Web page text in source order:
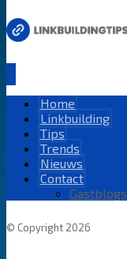
Home
Linkbuilding
Tips
Trends
Nieuws
Contact
Gastblogs
© Copyright 2026